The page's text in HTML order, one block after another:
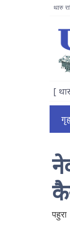
थारु
[